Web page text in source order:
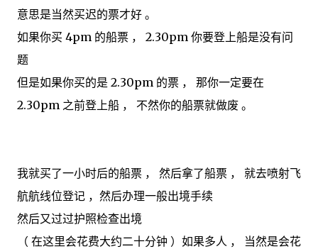
意思是当然买迟的票才好 。
如果你买 4pm 的船票 ， 2.30pm 你要登上船是没有问
题
但是如果你买的是 2.30pm 的票 ， 那你一定要在
2.30pm 之前登上船 ， 不然你的船票就做废 。
我就买了一小时后的船票 ， 然后拿了船票 ， 就去喷射飞
航航线位登记 ，然后办理一般出境手续
然后又过过护照检查出境
（ 在这里会花费大约二十分钟 ）如果多人 ， 当然是会花